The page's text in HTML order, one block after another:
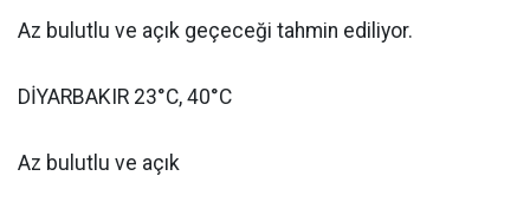
Az bulutlu ve açık geçeceği tahmin ediliyor.
DİYARBAKIR 23°C, 40°C
Az bulutlu ve açık